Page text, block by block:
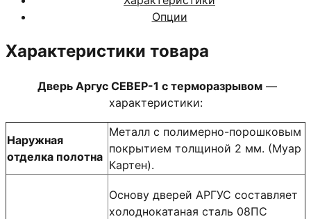
Опции
Характеристики товара
Дверь Аргус СЕВЕР-1 с терморазрывом —
характеристики:
Наружная
отделка полотна
Металл с полимерно-порошковым
покрытием толщиной 2 мм. (Муар
Картен).
Основу дверей АРГУС составляет
холоднокатаная сталь 08ПС